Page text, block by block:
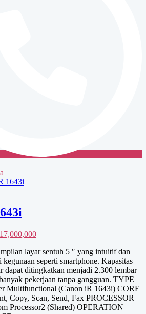
17,000,000Harga
ini
adalah:
Rp17,000,000.
layar sentuh 5 ″ yang intuitif dan
seperti smartphone. Kapasitas
dapat ditingkatkan menjadi 2.300 lembar
pekerjaan tanpa gangguan. TYPE
Multifunctional (Canon iR 1643i) CORE
Copy, Scan, Send, Fax PROCESSOR
Processor2 (Shared) OPERATION